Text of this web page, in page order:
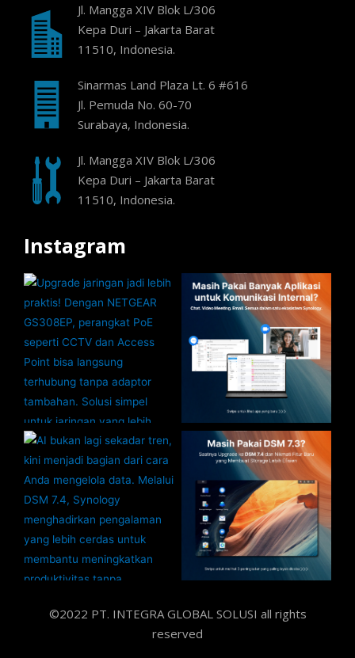
Jl. Mangga XIV Blok L/306
Kepa Duri – Jakarta Barat
11510, Indonesia.
Sinarmas Land Plaza Lt. 6 #616
Jl. Pemuda No. 60-70
Surabaya, Indonesia.
Jl. Mangga XIV Blok L/306
Kepa Duri – Jakarta Barat
11510, Indonesia.
Instagram
©2022 PT. INTEGRA GLOBAL SOLUSI all rights
reserved